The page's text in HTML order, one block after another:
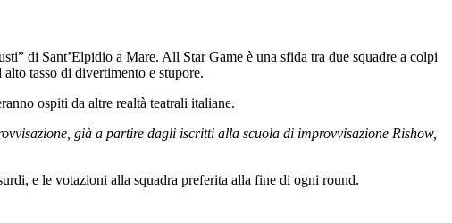
di Sant’Elpidio a Mare. All Star Game è una sfida tra due squadre a colpi
tasso di divertimento e stupore.
ospiti da altre realtà teatrali italiane.
già a partire dagli iscritti alla scuola di improvvisazione Rishow,
e le votazioni alla squadra preferita alla fine di ogni round.